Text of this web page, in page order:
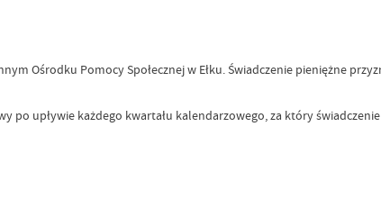
Ośrodku Pomocy Społecznej w Ełku. Świadczenie pieniężne
po upływie każdego kwartału kalendarzowego, za który